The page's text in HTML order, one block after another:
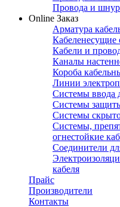
Провода и
Online Заказ
Арматура
Кабеленесущие
Кабели и
Каналы
Короба
Линии
Системы ввода
Системы
Системы
Системы,
огнестойкие
Соединители
кабеля
Прайс
Производители
Контакты